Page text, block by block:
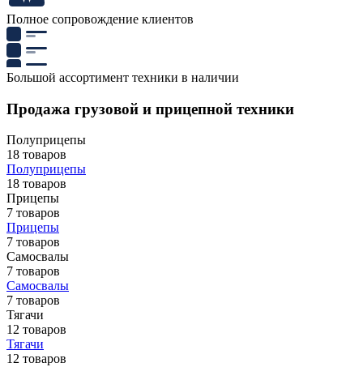
Полное сопровождение клиентов
Большой ассортимент техники в наличии
Продажа грузовой и прицепной техники
Полуприцепы
18 товаров
Полуприцепы
18 товаров
Прицепы
7 товаров
Прицепы
7 товаров
Самосвалы
7 товаров
Самосвалы
7 товаров
Тягачи
12 товаров
Тягачи
12 товаров